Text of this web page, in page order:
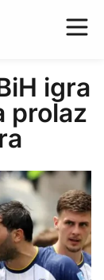
igra
prolaz